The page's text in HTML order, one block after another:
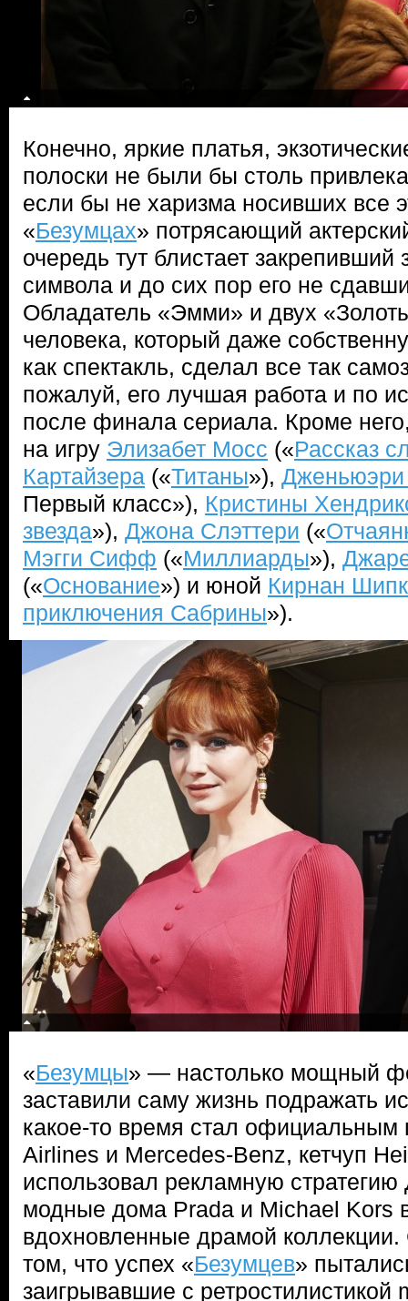
Конечно, яркие платья,
полоски не были бы столь
если бы не харизма носивших все
«Безумцах» потрясающий
очередь тут блистает закрепивший
символа и до сих пор его не
Обладатель «Эмми» и двух
человека, который даже
как спектакль, сделал все так
пожалуй, его лучшая работа и по
после финала сериала. Кроме
на игру Элизабет Мосс («Рассказ
Картайзера («Титаны»),
Первый класс»), Кристины
звезда»), Джона Слэттери («
Мэгги Сифф («Миллиарды»),
(«Основание») и юной Кирнан
приключения Сабрины»).
«Безумцы» — настолько мощный
заставили саму жизнь подражать
какое-то время стал официальным
Airlines и Mercedes-Benz, кетчуп
использовал рекламную
модные дома Prada и Michael Kors
вдохновленные драмой коллекции.
том, что успех «Безумцев»
заигрывавшие с